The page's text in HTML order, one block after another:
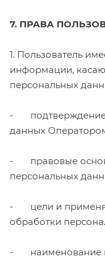
7. ПРАВА
1. Пользователь
информации,
персональных
- подтверждение
данных
- правовые
персональных
- цели и
обработки
- наименование и